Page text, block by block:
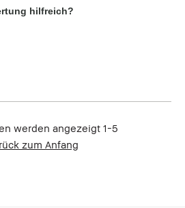
- Mittel
hilfreich?
werden angezeigt 1-5
zum Anfang